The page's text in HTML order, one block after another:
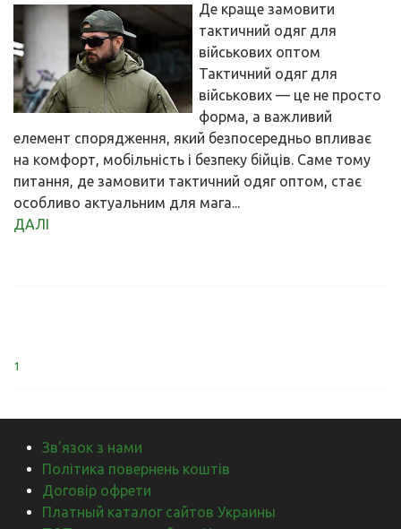
Де краще замовити
тактичний одяг для
військових оптом
Тактичний одяг для
військових — це не просто
форма, а важливий
елемент спорядження, який безпосередньо впливає
на комфорт, мобільність і безпеку бійців. Саме тому
питання, де замовити тактичний одяг оптом, стає
особливо актуальним для мага...
ДАЛІ
1
Зв'язок з нами
Політика повернень коштів
Договір офрети
Платный каталог сайтов Украины